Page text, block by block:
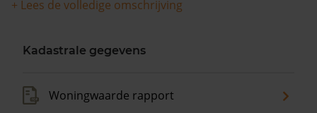
+ Lees de volledige omschrijving
Kadastrale gegevens
Woningwaarde rapport